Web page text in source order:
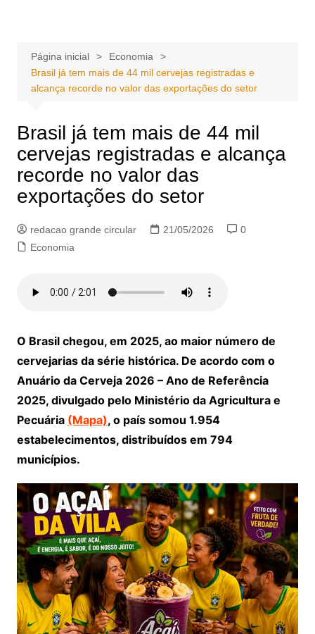
conteúdoPágina inicial
Economia
Brasil já tem mais de 44 mil cervejas registradas e
alcança recorde no valor das exportações do setor
Brasil já tem mais de 44 mil
cervejas registradas e alcança
recorde no valor das
exportações do setor
redacao grande circular 21/05/2026
0
Economia
O Brasil chegou, em 2025, ao maior número de
cervejarias da série histórica. De acordo com o
Anuário da Cerveja 2026 – Ano de Referência
2025, divulgado pelo Ministério da Agricultura e
Pecuária (Mapa), o país somou 1.954
estabelecimentos, distribuídos em 794
municípios.